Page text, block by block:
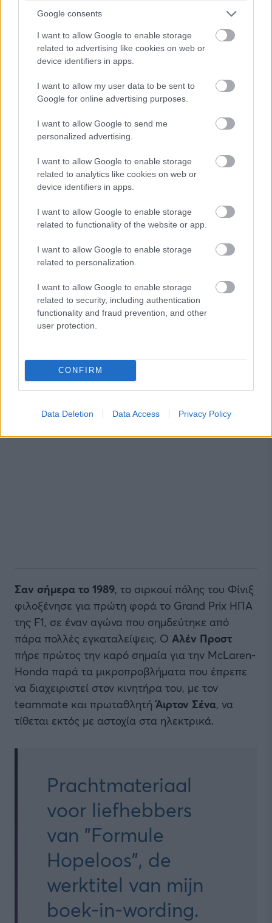
Google consents
I want to allow Google to enable storage
related to advertising like cookies on web or
device identifiers in apps.
I want to allow my user data to be sent to
Google for online advertising purposes.
I want to allow Google to send me
personalized advertising.
I want to allow Google to enable storage
related to analytics like cookies on web or
device identifiers in apps.
I want to allow Google to enable storage
related to functionality of the website or app.
I want to allow Google to enable storage
related to personalization.
I want to allow Google to enable storage
related to security, including authentication
functionality and fraud prevention, and other
user protection.
CONFIRM
Data Deletion Data Access Privacy Policy
οδηγώντας ένα Ford Escort RS1800 του Ντέιβιντ
Σάτον.
Σαν σήμερα το 1989, το σιρκουί πόλης του Φίνιξ
φιλοξένησε για πρώτη φορά το Grand Prix ΗΠΑ
της F1, σε έναν αγώνα που σημδεύτηκε από
πάρα πολλές εγκαταλείψεις. Ο Αλέν Προστ
πήρε πρώτος την καρό σημαία για την McLaren-
Honda παρά τα μικροπροβλήματα που έπρεπε
να διαχειριστεί στον κινητήρα του, με τον
teammate και πρωταθλητήΆιρτον Σένα, να
τίθεται εκτός με αστοχία στα ηλεκτρικά.
Prachtmateriaal
voor liefhebbers
van ”Formule
Hopeloos”, de
werktitel van mijn
boek-in-wording.